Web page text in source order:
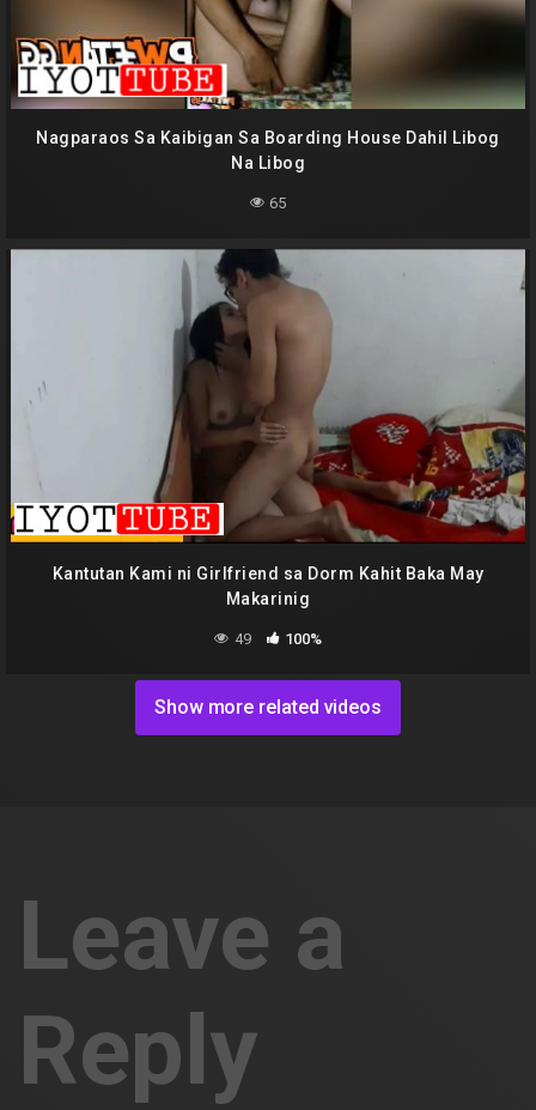
Nagparaos Sa Kaibigan Sa Boarding House Dahil Libog
Na Libog
65
Kantutan Kami ni Girlfriend sa Dorm Kahit Baka May
Makarinig
49 100%
Show more related videos
Leave a
Reply